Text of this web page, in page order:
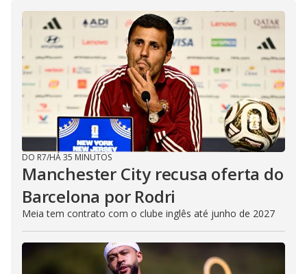
DO R7/HÁ 35 MINUTOS
Manchester City recusa oferta do
Barcelona por Rodri
Meia tem contrato com o clube inglês até junho de 2027